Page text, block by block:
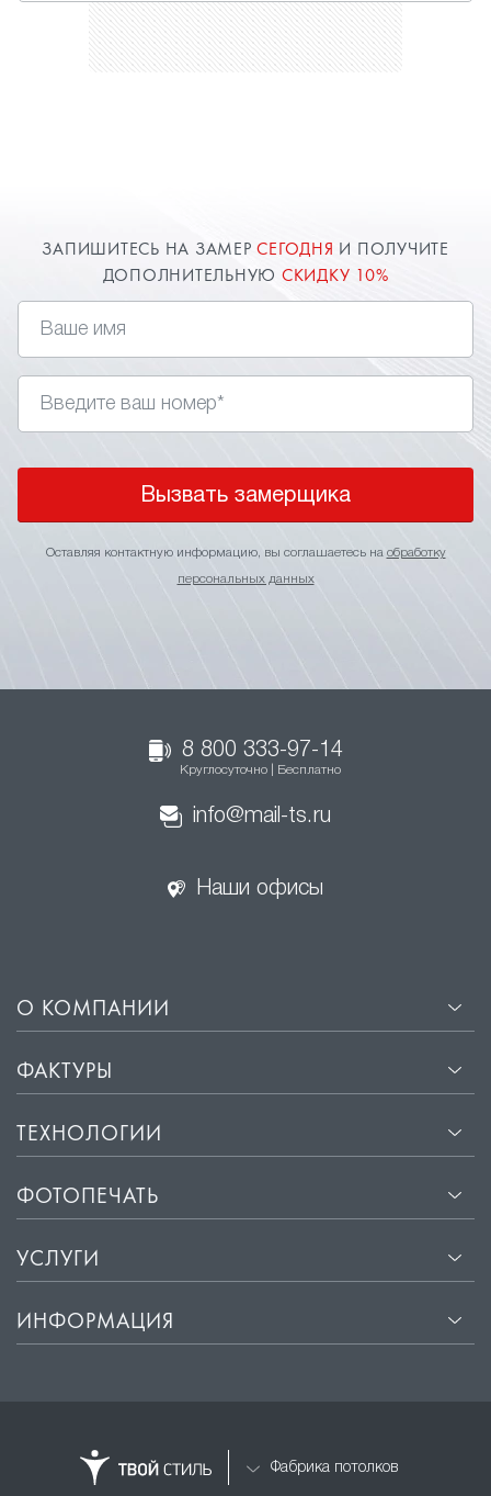
ЗАПИШИТЕСЬ НА ЗАМЕРСЕГОДНЯ И ПОЛУЧИТЕ
ДОПОЛНИТЕЛЬНУЮ СКИДКУ 10%
Вызвать замерщика
Оставляя контактную информацию, вы соглашаетесь на обработку
персональных данных
8 800 333-97-14
Круглосуточно | Бесплатно
info@mail-ts.ru
Наши офисы
О КОМПАНИИ
ФАКТУРЫ
ТЕХНОЛОГИИ
ФОТОПЕЧАТЬ
УСЛУГИ
ИНФОРМАЦИЯ
Фабрика потолков